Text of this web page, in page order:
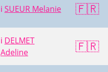
ℹ️ SUEUR Melanie 🇫🇷
ℹ️ DELMET
Adeline
🇫🇷